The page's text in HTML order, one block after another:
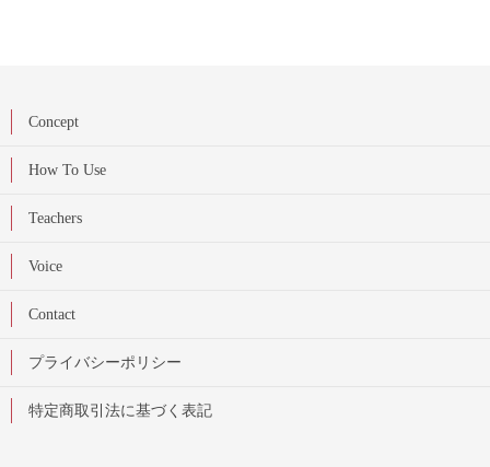
Concept
How To Use
Teachers
Voice
Contact
プライバシーポリシー
特定商取引法に基づく表記